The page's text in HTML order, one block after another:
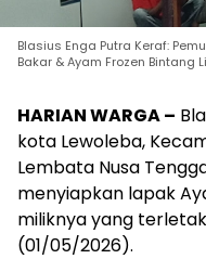
Blasius Enga Putra Keraf:
Bakar & Ayam Frozen Bintang
HARIAN WARGA –
kota Lewoleba,
Lembata Nusa
menyiapkan lapak
miliknya yang
(01/05/2026).